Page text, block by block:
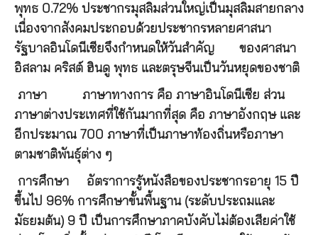
พุทธ 0.72% ประชากรมุสลิมส่วนใหญ่เป็นมุสลิมสายกลาง
เนื่องจากสังคมประกอบด้วยประชากรหลายศาสนา
รัฐบาลอินโดนีเซียจึงกำหนดให้วันสำคัญ ของศาสนา
อิสลาม คริสต์ ฮินดู พุทธ และตรุษจีนเป็นวันหยุดของชาติ
ภาษา
ภาษาทางการ คือ ภาษาอินโดนีเซีย ส่วน
ภาษาต่างประเทศที่ใช้กันมากที่สุด คือ ภาษาอังกฤษ และ
อีกประมาณ 700 ภาษาที่เป็นภาษาท้องถิ่นหรือภาษา
ตามชาติพันธุ์ต่าง ๆ
การศึกษา อัตราการรู้หนังสือของประชากรอายุ 15 ปี
ขึ้นไป 96% การศึกษาขั้นพื้นฐาน (ระดับประถมและ
มัธยมต้น) 9 ปี เป็นการศึกษาภาคบังคับไม่ต้องเสียค่าใช้